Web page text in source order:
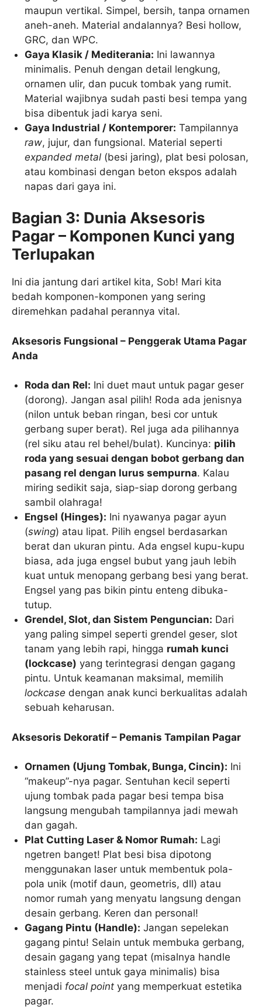
maupun vertikal. Simpel, bersih, tanpa ornamen
aneh-aneh. Material andalannya? Besi hollow,
GRC, dan WPC.
Gaya Klasik / Mediterania: Ini lawannya
minimalis. Penuh dengan detail lengkung,
ornamen ulir, dan pucuk tombak yang rumit.
Material wajibnya sudah pasti besi tempa yang
bisa dibentuk jadi karya seni.
Gaya Industrial / Kontemporer: Tampilannya
raw, jujur, dan fungsional. Material seperti
expanded metal (besi jaring), plat besi polosan,
atau kombinasi dengan beton ekspos adalah
napas dari gaya ini.
Bagian 3: Dunia Aksesoris
Pagar – Komponen Kunci yang
Terlupakan
Ini dia jantung dari artikel kita, Sob! Mari kita
bedah komponen-komponen yang sering
diremehkan padahal perannya vital.
Aksesoris Fungsional – Penggerak Utama Pagar
Anda
Roda dan Rel: Ini duet maut untuk pagar geser
(dorong). Jangan asal pilih! Roda ada jenisnya
(nilon untuk beban ringan, besi cor untuk
gerbang super berat). Rel juga ada pilihannya
(rel siku atau rel behel/bulat). Kuncinya: pilih
roda yang sesuai dengan bobot gerbang dan
pasang rel dengan lurus sempurna. Kalau
miring sedikit saja, siap-siap dorong gerbang
sambil olahraga!
Engsel (Hinges): Ini nyawanya pagar ayun
(swing) atau lipat. Pilih engsel berdasarkan
berat dan ukuran pintu. Ada engsel kupu-kupu
biasa, ada juga engsel bubut yang jauh lebih
kuat untuk menopang gerbang besi yang berat.
Engsel yang pas bikin pintu enteng dibuka-
tutup.
Grendel, Slot, dan Sistem Penguncian: Dari
yang paling simpel seperti grendel geser, slot
tanam yang lebih rapi, hingga rumah kunci
(lockcase) yang terintegrasi dengan gagang
pintu. Untuk keamanan maksimal, memilih
lockcase dengan anak kunci berkualitas adalah
sebuah keharusan.
Aksesoris Dekoratif – Pemanis Tampilan Pagar
Ornamen (Ujung Tombak, Bunga, Cincin): Ini
“makeup”-nya pagar. Sentuhan kecil seperti
ujung tombak pada pagar besi tempa bisa
langsung mengubah tampilannya jadi mewah
dan gagah.
Plat Cutting Laser & Nomor Rumah: Lagi
ngetren banget! Plat besi bisa dipotong
menggunakan laser untuk membentuk pola-
pola unik (motif daun, geometris, dll) atau
nomor rumah yang menyatu langsung dengan
desain gerbang. Keren dan personal!
Gagang Pintu (Handle): Jangan sepelekan
gagang pintu! Selain untuk membuka gerbang,
desain gagang yang tepat (misalnya handle
stainless steel untuk gaya minimalis) bisa
menjadi focal point yang memperkuat estetika
pagar.